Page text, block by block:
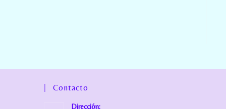
Contacto
Dirección: